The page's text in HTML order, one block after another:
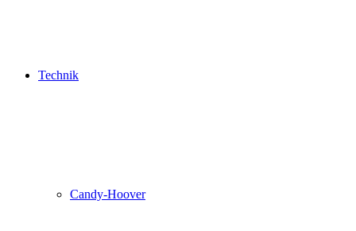
Technik
Candy-Hoover